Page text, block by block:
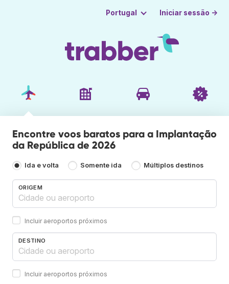
Portugal Iniciar sessão →
Encontre voos baratos para a Implantação
da República de 2026
Ida e volta Somente ida Múltiplos destinos
ORIGEM
Incluir aeroportos próximos
DESTINO
Incluir aeroportos próximos